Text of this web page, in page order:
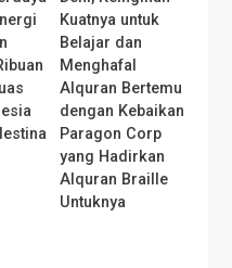
Kuatnya untuk
Belajar dan
Menghafal
Alquran Bertemu
dengan Kebaikan
Paragon Corp
yang Hadirkan
Alquran Braille
Untuknya